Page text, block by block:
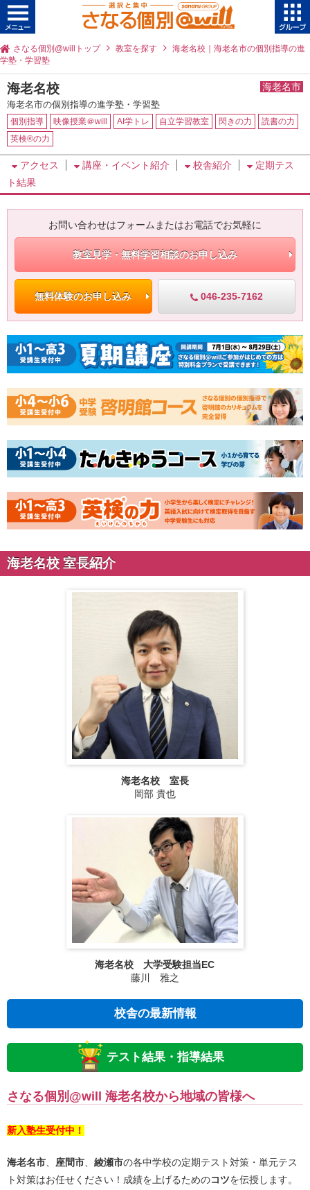
さなる個別@willトップ 教室を探す
海老名校｜海老名市の個別指導の進
学塾・学習塾
海老名校 海老名市
海老名市の個別指導の進学塾・学習塾
個別指導 映像授業＠will AI学トレ 自立学習教室 閃きの力
読書の力
英検®の力
アクセス 講座・イベント紹介 校舎紹介
定期テス
ト結果
お問い合わせはフォームまたはお電話でお気軽に
教室見学・無料学習相談のお申し込み
無料体験のお申し込み 046-235-7162
海老名校 室長紹介
海老名校 室長
岡部 貴也
海老名校 大学受験担当EC
藤川 雅之
校舎の最新情報
テスト結果・指導結果
さなる個別@will 海老名校から地域の皆様へ
新入塾生受付中！
海老名市 座間市 綾瀬市の各中学校の定期テスト対策・単元テス
ト対策はお任せください！成績を上げるためのコツを伝授します。